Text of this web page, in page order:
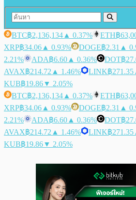
BTC฿2,136,134 ▲ 0.37% ETH฿
XRP฿34.06 ▲ 0.93% DOGE฿2.31 ▲
2.21%
ADA฿6.60 ▲ 0.36% DOT฿
AVAX฿214.72 ▲ 1.46% LINK฿271.35
KUB฿19.86▼ 2.05%
BTC฿2,136,134 ▲ 0.37% ETH฿
XRP฿34.06 ▲ 0.93% DOGE฿2.31 ▲
2.21%
ADA฿6.60 ▲ 0.36% DOT฿
AVAX฿214.72 ▲ 1.46% LINK฿271.35
KUB฿19.86▼ 2.05%